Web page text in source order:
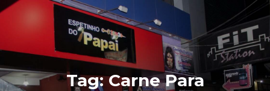
Tag: Carne Para